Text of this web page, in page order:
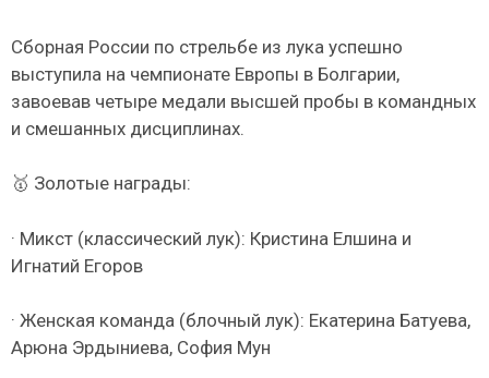
Сборная России по стрельбе из лука успешно
выступила на чемпионате Европы в Болгарии,
завоевав четыре медали высшей пробы в командных
и смешанных дисциплинах.
🥇 Золотые награды:
· Микст (классический лук): Кристина Елшина и
Игнатий Егоров
· Женская команда (блочный лук): Екатерина Батуева,
Арюна Эрдыниева, София Мун